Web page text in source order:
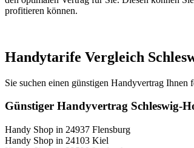
profitieren können.
Handytarife Vergleich
Sie suchen einen günstigen Handyvertrag
Günstiger Handyvertrag Schleswig-
Handy Shop in 24937 Flensburg
Handy Shop in 24103 Kiel